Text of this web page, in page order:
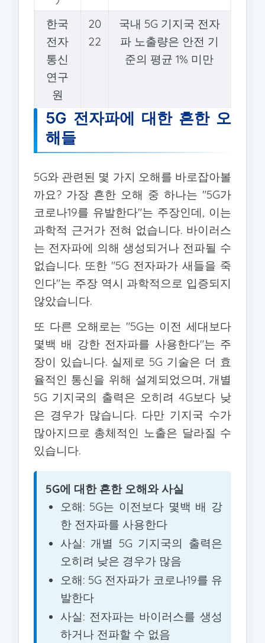
한국
전자
통신
연구
원
20
22
국내 5G 기지국 전자
파 노출량은 안전 기
준의 평균 1% 미만
5G 전자파에 대한 흔한 오
해들
5G와 관련된 몇 가지 오해를 바로잡아볼
까요? 가장 흔한 오해 중 하나는 "5G가
코로나19를 유발한다"는 주장인데, 이는
과학적 근거가 전혀 없습니다. 바이러스
는 전자파에 의해 생성되거나 전파될 수
없습니다. 또한 "5G 전자파가 새들을 죽
인다"는 주장 역시 과학적으로 입증되지
않았습니다.
또 다른 오해로는 "5G는 이전 세대보다
몇백 배 강한 전자파를 사용한다"는 주
장이 있습니다. 실제로 5G 기술은 더 효
율적인 통신을 위해 설계되었으며, 개별
5G 기지국의 출력은 오히려 4G보다 낮
은 경우가 많습니다. 다만 기지국 수가
많아지므로 총체적인 노출은 달라질 수
있습니다.
5G에 대한 흔한 오해와 사실
오해: 5G는 이전보다 몇백 배 강
한 전자파를 사용한다
사실: 개별 5G 기지국의 출력은
오히려 낮은 경우가 많음
오해: 5G 전자파가 코로나19를 유
발한다
사실: 전자파는 바이러스를 생성
하거나 전파할 수 없음